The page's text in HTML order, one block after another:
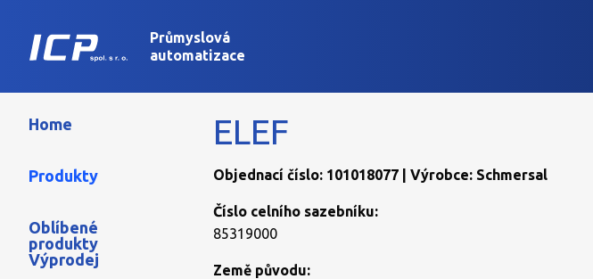
Průmyslová
automatizace
Home
Produkty
Oblíbené
produkty
Výprodej
ELEF
Objednací číslo: 101018077 | Výrobce: Schmersal
Číslo celního sazebníku:
85319000
Země původu: